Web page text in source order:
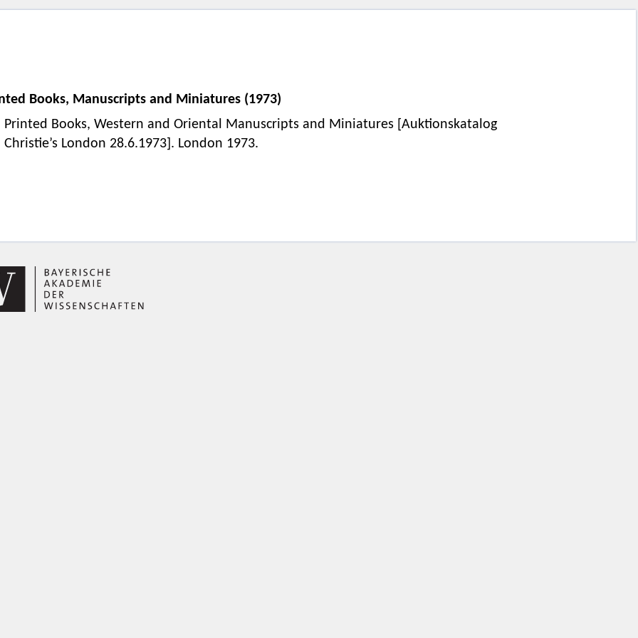
Books, Manuscripts and Miniatures (1973)
Printed Books, Western and Oriental Manuscripts and Miniatures [Auktionskatalog
Christie’s London 28.6.1973]. London 1973.